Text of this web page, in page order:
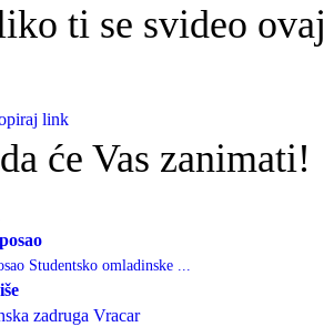
ti se svideo ovaj
link
će Vas zanimati!
Studentsko omladinske ...